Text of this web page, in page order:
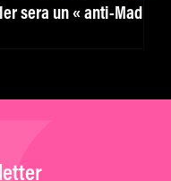
sera un « anti-Mad